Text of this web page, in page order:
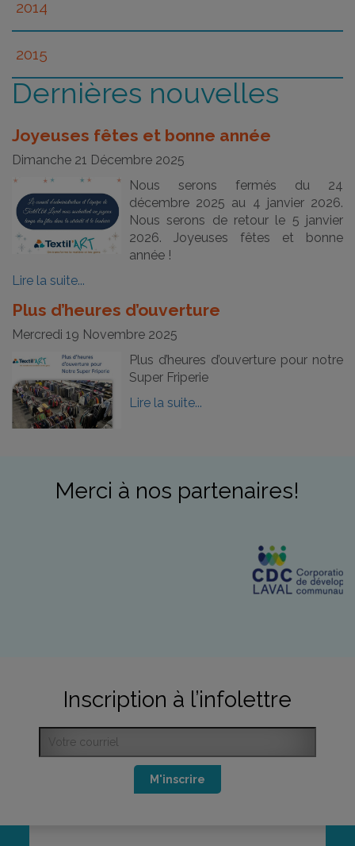
Participation au PARKing Day Laval
2014
Mise en place d’une banque d’employeurs
Certifications pour métiers semi-spécialisés
Participation au PARKing Day Laval
2015
Point de dépôt officiel ARPE-Québec
Québec
Dernières nouvelles
Joyeuses fêtes et bonne année
Dimanche 21 Décembre 2025
Nous serons fermés du 24
décembre 2025 au 4 janvier 2026.
Nous serons de retour le 5 janvier
2026. Joyeuses fêtes et bonne
année !
Lire la suite...
Plus d’heures d’ouverture
Mercredi 19 Novembre 2025
Plus d’heures d’ouverture pour notre
Super Friperie
Lire la suite...
Merci à nos partenaires!
Inscription à l’infolettre
M'inscrire